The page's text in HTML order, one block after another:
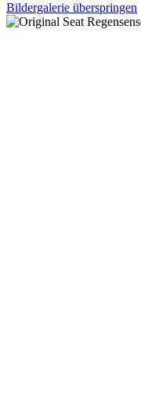
Bildergalerie überspringen